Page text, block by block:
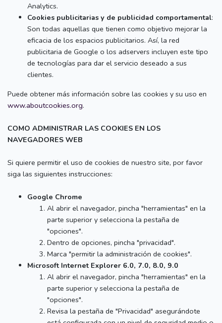
Analytics.
Cookies publicitarias y de publicidad comportamental:
Son todas aquellas que tienen como objetivo mejorar la
eficacia de los espacios publicitarios. Así, la red
publicitaria de Google o los adservers incluyen este tipo
de tecnologías para dar el servicio deseado a sus
clientes.
Puede obtener más información sobre las cookies y su uso en
www.aboutcookies.org.
COMO ADMINISTRAR LAS COOKIES EN LOS
NAVEGADORES WEB
Si quiere permitir el uso de cookies de nuestro site, por favor
siga las siguientes instrucciones:
Google Chrome
Al abrir el navegador, pincha "herramientas" en la
parte superior y selecciona la pestaña de
"opciones".
Dentro de opciones, pincha "privacidad".
Marca "permitir la administración de cookies".
Microsoft Internet Explorer 6.0, 7.0, 8.0, 9.0
Al abrir el navegador, pincha "herramientas" en la
parte superior y selecciona la pestaña de
"opciones".
Revisa la pestaña de "Privacidad" asegurándote